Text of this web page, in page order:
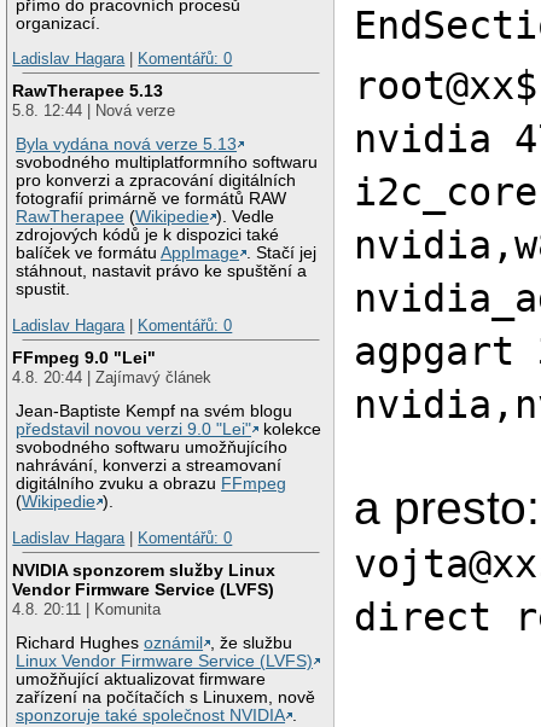
přímo do pracovních procesů
organizací.
Ladislav Hagara| Komentářů: 0
RawTherapee 5.13
5.8. 12:44 | Nová verze
Byla vydána nová verze 5.13
svobodného multiplatformního softwaru
pro konverzi a zpracování digitálních
fotografií primárně ve formátů RAW
RawTherapee (Wikipedie ). Vedle
zdrojových kódů je k dispozici také
balíček ve formátuAppImage . Stačí jej
stáhnout, nastavit právo ke spuštění a
spustit.
Ladislav Hagara| Komentářů: 0
FFmpeg 9.0 "Lei"
4.8. 20:44 | Zajímavý článek
Jean-Baptiste Kempf na svém blogu
představil novou verzi 9.0 "Lei"
kolekce
svobodného softwaru umožňujícího
nahrávání, konverzi a streamovaní
digitálního zvuku a obrazu FFmpeg
(Wikipedie ).
Ladislav Hagara| Komentářů: 0
NVIDIA sponzorem služby Linux
Vendor Firmware Service (LVFS)
4.8. 20:11 | Komunita
Richard Hughesoznámil
, že službu
Linux Vendor Firmware Service (LVFS)
umožňující aktualizovat firmware
zařízení na počítačích s Linuxem, nově
sponzoruje také společnost NVIDIA .
nvidia
agpgart
a presto:
direct